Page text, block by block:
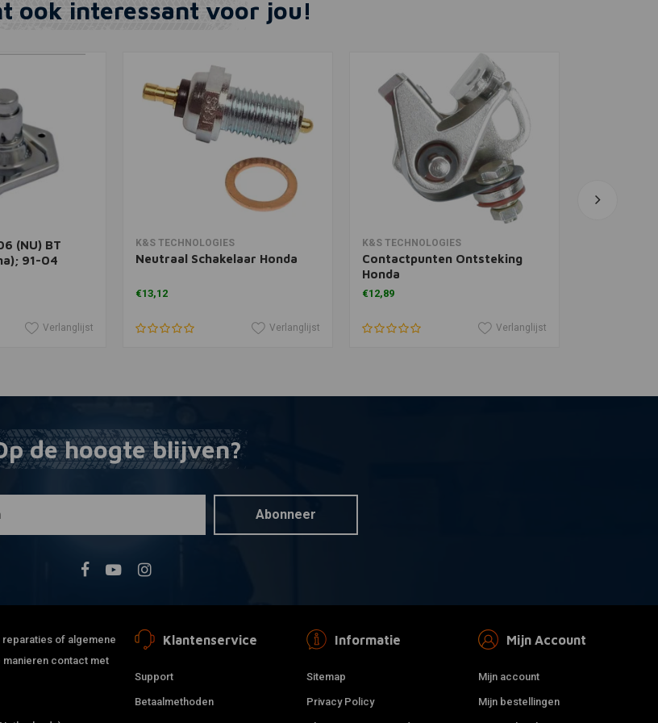
ook interessant voor jou!
(NU) BT
91-04
XL en 08-
Verlanglijst
In winkelwagen
K&S TECHNOLOGIES
Neutraal Schakelaar Honda
€13,12
Verlanglijst
In winkelwagen
K&S TECHNOLOGIES
Contactpunten Ontsteking
Honda
€12,89
Verlanglijst
de hoogte blijven?
Abonneer
of algemene
manieren contact met
Klantenservice
Support
Betaalmethoden
Informatie
Sitemap
Privacy Policy
Mijn Account
Mijn account
Mijn bestellingen